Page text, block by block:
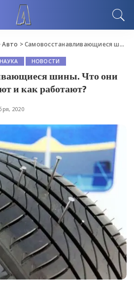
Авто >Самовосстанавливающиеся шины. Что они собой представляют и как работают?
НАУКА НОВОСТИ
шины. Что они
и как работают?
2020